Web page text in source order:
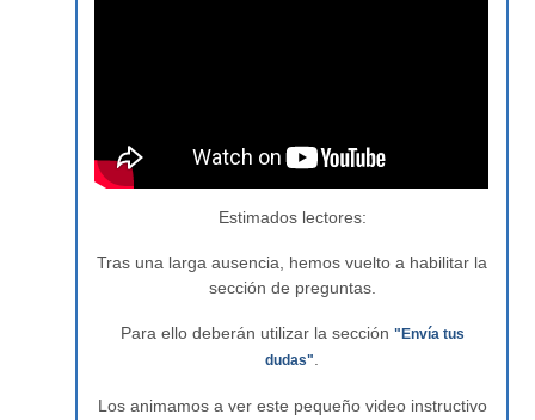
Estimados lectores:
Tras una larga ausencia, hemos vuelto a habilitar la
sección de preguntas.
Para ello deberán utilizar la sección "Envía tus
dudas".
Los animamos a ver este pequeño video instructivo